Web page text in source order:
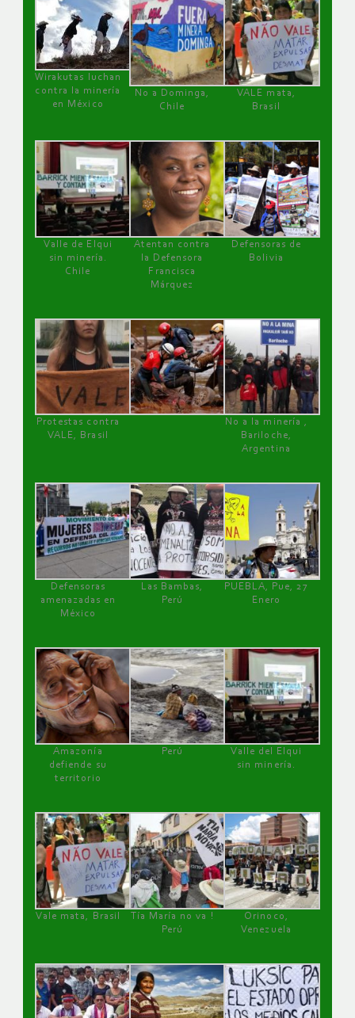
Wirakutas luchan
contra la minería
en México
No a Dominga,
Chile
VALE mata,
Brasil
Valle de Elqui
sin minería.
Chile
Atentan contra
la Defensora
Francisca
Márquez
Defensoras de
Bolivia
Protestas contra
VALE, Brasil
No a la minería ,
Bariloche,
Argentina
Defensoras
amenazadas en
México
Las Bambas,
Perú
PUEBLA, Pue, 27
Enero
Amazonía
defiende su
territorio
Perú
Valle del Elqui
sin minería.
Vale mata, Brasil
Tía María no va !
Perú
Orinoco,
Venezuela